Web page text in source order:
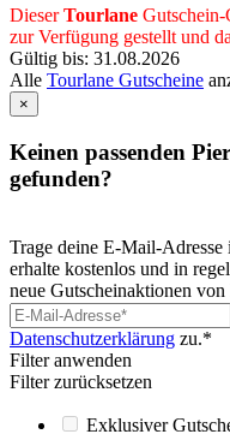
DieserTourlane
zur Verfügung gestellt und
Gültig bis: 31.08.2026
Alle Tourlane Gutscheine
×
Keinen passenden
gefunden?
Trage deine E-Mail-Adresse
erhalte kostenlos und in
neue Gutscheinaktionen
Datenschutzerklärung zu.*
Filter anwenden
Filter zurücksetzen
Exklusiver